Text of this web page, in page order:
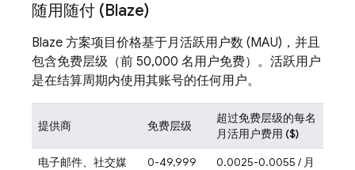
随用随付 (Blaze)
Blaze 方案项目价格基于月活跃用户数 (MAU)，并且
包含免费层级（前 50,000 名用户免费）。活跃用户
是在结算周期内使用其账号的任何用户。
提供商 免费层级
超过免费层级的每名
月活用户费用 ($)
电子邮件、社交媒
0-49,999
0.0025-0.0055 / 月